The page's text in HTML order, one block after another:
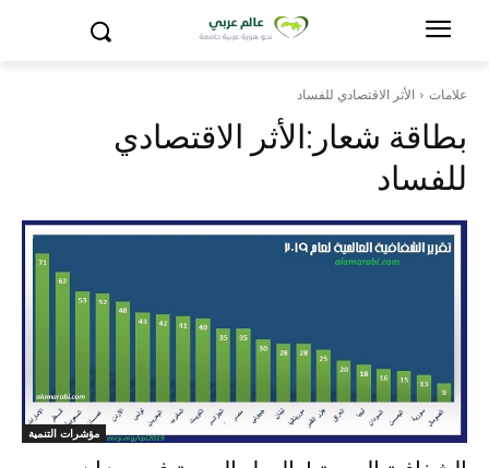
علامات الأثر الاقتصادي للفساد
بطاقة شعار:الأثر الاقتصادي
للفساد
مؤشرات التنمية